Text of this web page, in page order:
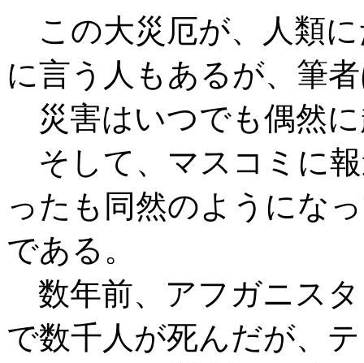
この大災厄が、人類
に言う人もあるが、筆
災害はいつでも偶然
そして、マスコミに
ったも同然のようにな
である。
数年前、アフガニス
で数千人が死んだが、